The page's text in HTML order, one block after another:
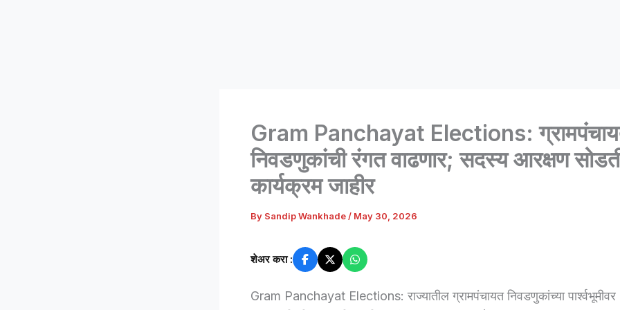
Gram Panchayat Elections:
निवडणुकांची रंगत वाढणार; सदस्य आरक्षण
कार्यक्रम जाहीर
By Sandip Wankhade / May 30, 2026
शेअर करा :
Gram Panchayat Elections: राज्यातील ग्रामपंचायत निवडणुकांच्या पार्श्वभूमीवर